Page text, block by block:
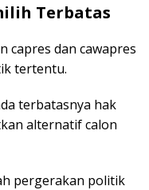
Terbatas
capres dan cawapres
tertentu.
terbatasnya hak
alternatif calon
pergerakan politik